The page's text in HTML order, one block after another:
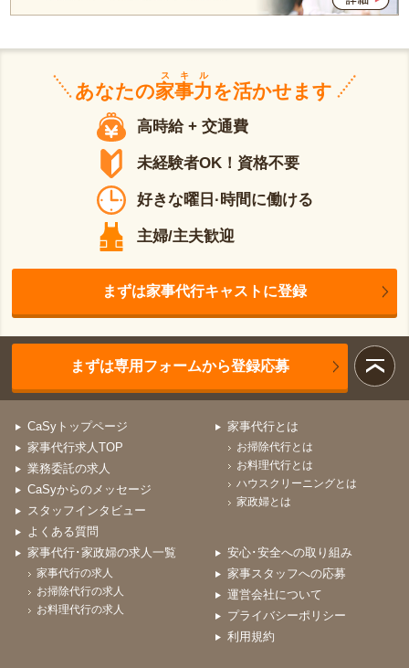
あなたの家事力
スキル
を活かせます
高時給 + 交通費
未経験者OK！資格不要
好きな曜日·時間に働ける
主婦/主夫歓迎
まずは家事代行キャストに登録
まずは専用フォームから登録応募
CaSyトップページ
家事代行求人TOP
業務委託の求人
CaSyからのメッセージ
スタッフインタビュー
よくある質問
家事代行とは
お掃除代行とは
お料理代行とは
ハウスクリーニングとは
家政婦とは
家事代行･家政婦の求人一覧
家事代行の求人
お掃除代行の求人
お料理代行の求人
安心･安全への取り組み
家事スタッフへの応募
運営会社について
プライバシーポリシー
利用規約